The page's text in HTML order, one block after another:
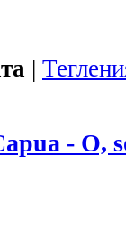
|
- O,